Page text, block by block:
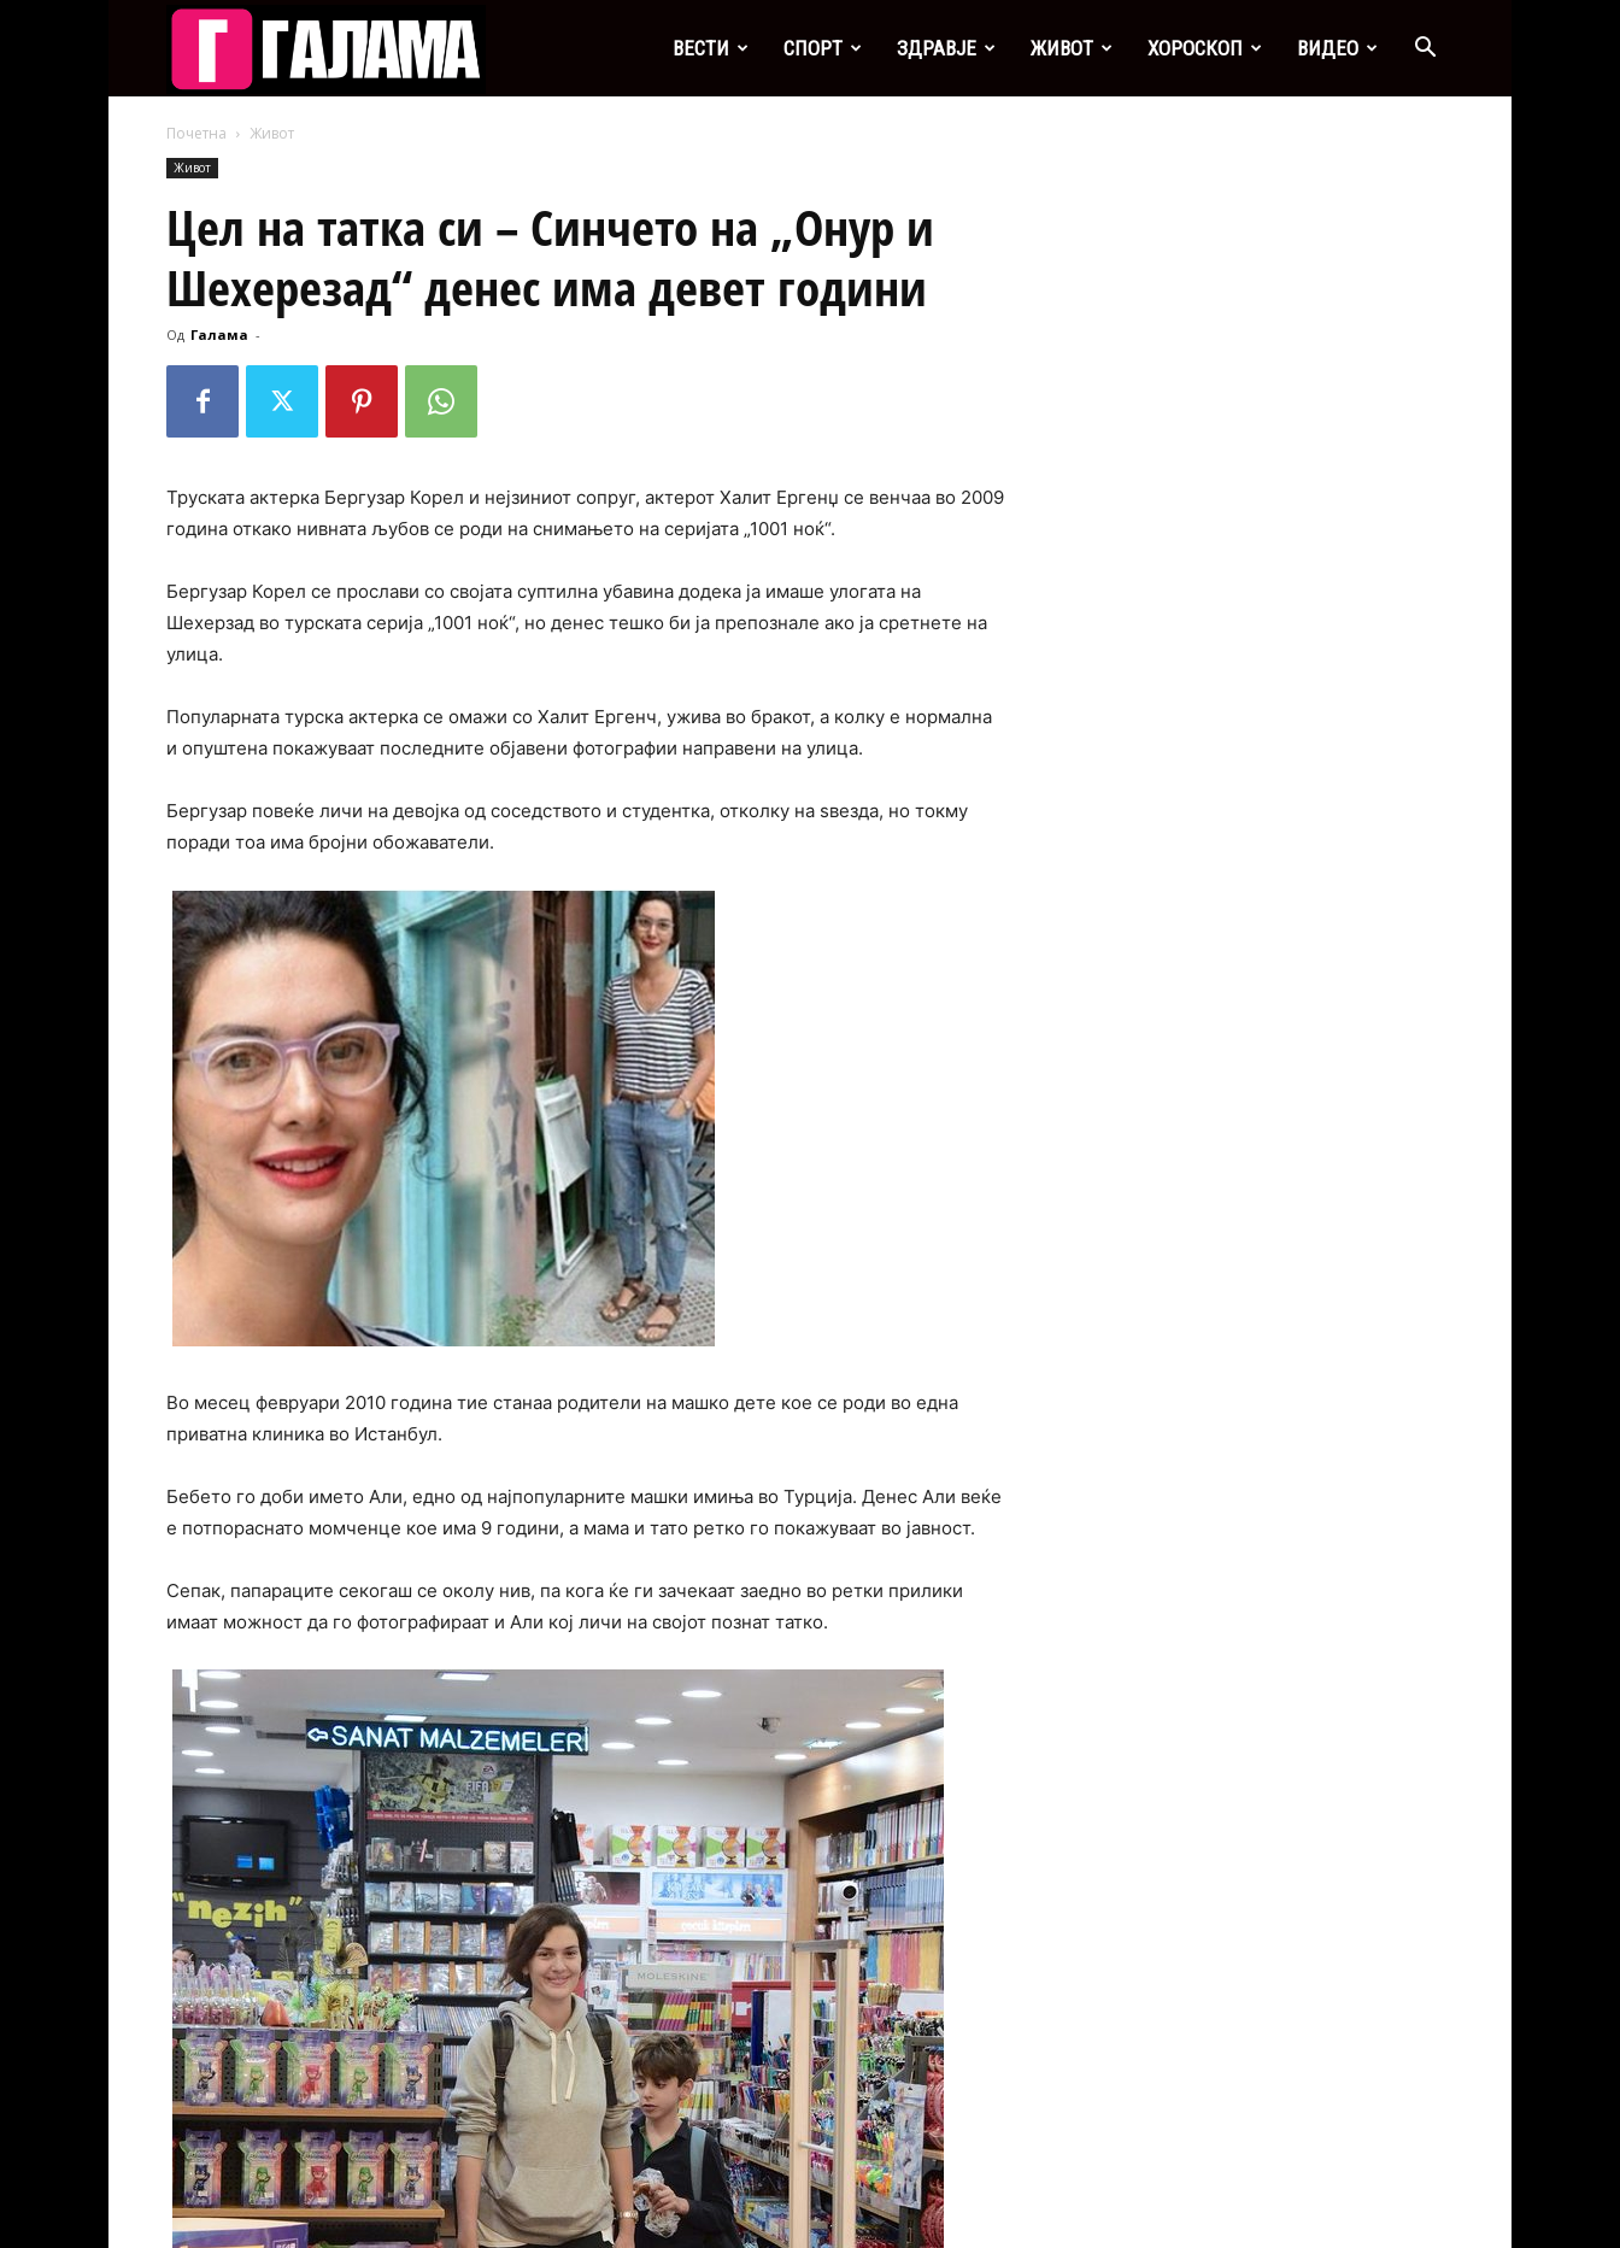
ВЕСТИ СПОРТ ЗДРАВЈЕ ЖИВОТ ХОРОСКОП ВИДЕО
Почетна Живот
Живот
Цел на татка си – Синчето на „Онур и
Шехерезад“ денес има девет години
Од Галама -
Труската актерка Бергузар Корел и нејзиниот сопруг, актерот Халит Ергенџ се венчаа во 2009
година откако нивната љубов се роди на снимањето на серијата „1001 ноќ“.
Бергузар Корел се прослави со својата суптилна убавина додека ја имаше улогата на
Шехерзад во турската серија „1001 ноќ“, но денес тешко би ја препознале ако ја сретнете на
улица.
Популарната турска актерка се омажи со Халит Ергенч, ужива во бракот, а колку е нормална
и oпуштена покажуваат последните објавени фотографии направени на улица.
Бергузар повеќе личи на девојка од соседството и студентка, отколку на ѕвезда, но токму
поради тоа има бројни обожаватели.
Во месец февруари 2010 година тие станаа родители на машко дете кое се роди во една
приватна клиника во Истанбул.
Бебето го доби името Али, едно од најпопуларните машки имиња во Турција. Денес Али веќе
е потпораснато момченце кое има 9 години, а мама и тато ретко го покажуваат во јавност.
Сепак, папараците секогаш се околу нив, па кога ќе ги зачекаат заедно во ретки прилики
имаат можност да го фотографираат и Али кој личи на својот познат татко.